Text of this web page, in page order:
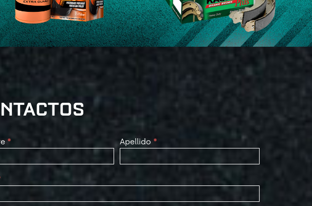
* Apellido *